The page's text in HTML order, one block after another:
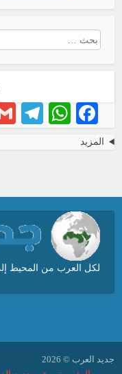
البحث
عن:
المزيد
لكل العرب من المحيط
جديد العرب © 2026